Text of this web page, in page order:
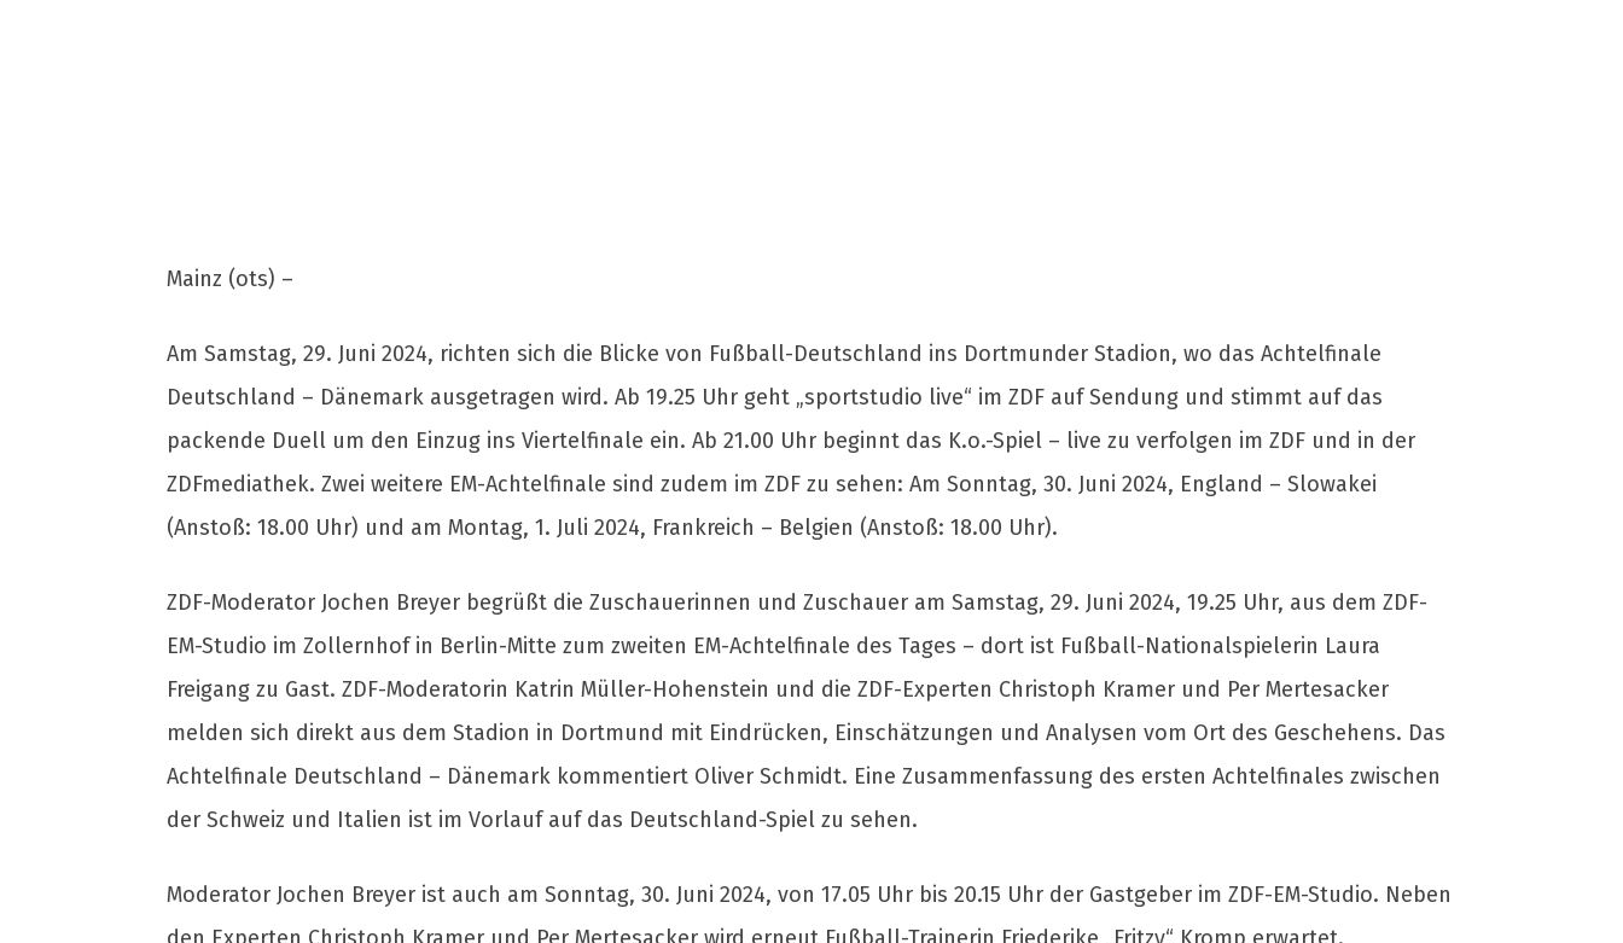
Mainz (ots) –
Am Samstag, 29. Juni 2024, richten sich die Blicke von Fußball-Deutschland ins Dortmunder Stadion, wo das Achtelfinale
Deutschland – Dänemark ausgetragen wird. Ab 19.25 Uhr geht „sportstudio live“ im ZDF auf Sendung und stimmt auf das
packende Duell um den Einzug ins Viertelfinale ein. Ab 21.00 Uhr beginnt das K.o.-Spiel – live zu verfolgen im ZDF und in der
ZDFmediathek. Zwei weitere EM-Achtelfinale sind zudem im ZDF zu sehen: Am Sonntag, 30. Juni 2024, England – Slowakei
(Anstoß: 18.00 Uhr) und am Montag, 1. Juli 2024, Frankreich – Belgien (Anstoß: 18.00 Uhr).
ZDF-Moderator Jochen Breyer begrüßt die Zuschauerinnen und Zuschauer am Samstag, 29. Juni 2024, 19.25 Uhr, aus dem ZDF-
EM-Studio im Zollernhof in Berlin-Mitte zum zweiten EM-Achtelfinale des Tages – dort ist Fußball-Nationalspielerin Laura
Freigang zu Gast. ZDF-Moderatorin Katrin Müller-Hohenstein und die ZDF-Experten Christoph Kramer und Per Mertesacker
melden sich direkt aus dem Stadion in Dortmund mit Eindrücken, Einschätzungen und Analysen vom Ort des Geschehens. Das
Achtelfinale Deutschland – Dänemark kommentiert Oliver Schmidt. Eine Zusammenfassung des ersten Achtelfinales zwischen
der Schweiz und Italien ist im Vorlauf auf das Deutschland-Spiel zu sehen.
Moderator Jochen Breyer ist auch am Sonntag, 30. Juni 2024, von 17.05 Uhr bis 20.15 Uhr der Gastgeber im ZDF-EM-Studio. Neben